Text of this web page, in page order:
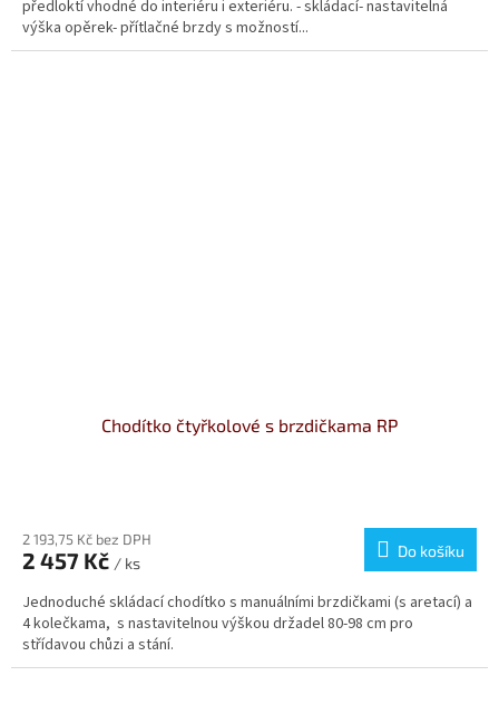
5
hvězdiček.
předloktí vhodné do interiéru i exteriéru. - skládací- nastavitelná
výška opěrek- přítlačné brzdy s možností...
Chodítko čtyřkolové s brzdičkama RP
produktu
je
z
5
hvězdiček.
2 193,75 Kč bez DPH
2 457 Kč / ks
Do košíku
Jednoduché skládací chodítko s manuálními brzdičkami (s aretací) a
4 kolečkama, s nastavitelnou výškou držadel 80-98 cm pro
střídavou chůzi a stání.